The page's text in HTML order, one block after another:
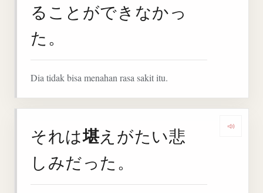
ることができなかっ
た。
Dia tidak bisa menahan rasa sakit itu.
それは堪えがたい悲
しみだった。